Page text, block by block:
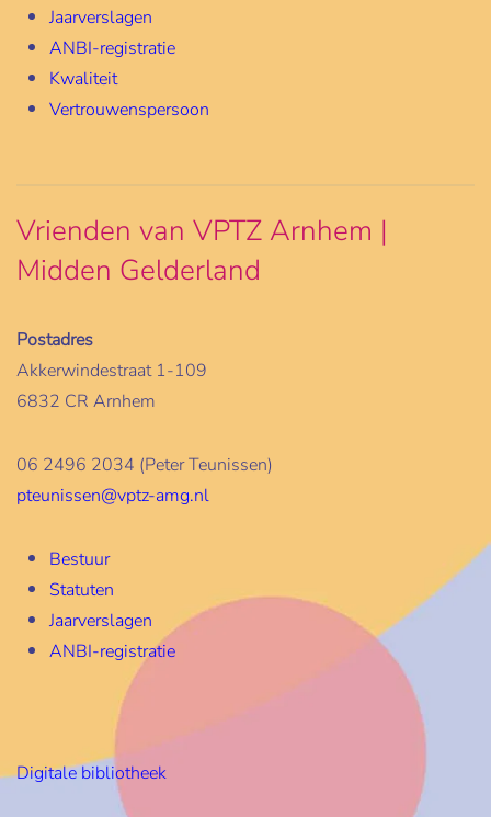
Jaarverslagen
ANBI-registratie
Kwaliteit
Vertrouwenspersoon
Vrienden van VPTZ Arnhem |
Midden Gelderland
Postadres
Akkerwindestraat 1-109
6832 CR Arnhem
06 2496 2034 (Peter Teunissen)
pteunissen@vptz-amg.nl
Bestuur
Statuten
Jaarverslagen
ANBI-registratie
Digitale bibliotheek